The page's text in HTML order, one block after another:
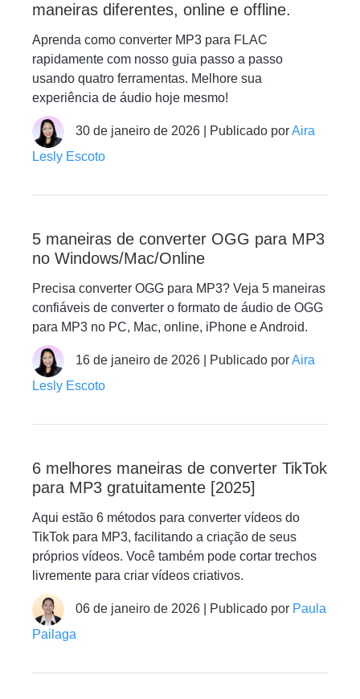
maneiras diferentes, online e offline.
Aprenda como converter MP3 para FLAC
rapidamente com nosso guia passo a passo
usando quatro ferramentas. Melhore sua
experiência de áudio hoje mesmo!
30 de janeiro de 2026 | Publicado porAira
Lesly Escoto
5 maneiras de converter OGG para MP3
no Windows/Mac/Online
Precisa converter OGG para MP3? Veja 5 maneiras
confiáveis de converter o formato de áudio de OGG
para MP3 no PC, Mac, online, iPhone e Android.
16 de janeiro de 2026 | Publicado porAira
Lesly Escoto
6 melhores maneiras de converter TikTok
para MP3 gratuitamente [2025]
Aqui estão 6 métodos para converter vídeos do
TikTok para MP3, facilitando a criação de seus
próprios vídeos. Você também pode cortar trechos
livremente para criar vídeos criativos.
06 de janeiro de 2026 | Publicado por Paula
Pailaga